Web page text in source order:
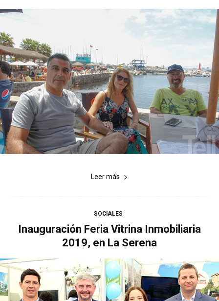
Leer más
SOCIALES
Inauguración Feria Vitrina Inmobiliaria
2019, en La Serena